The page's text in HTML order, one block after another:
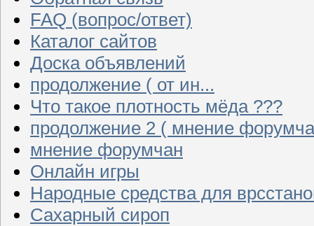
FAQ (вопрос/ответ)
Каталог сайтов
Доска объявлений
продолжение ( от ин...
Что такое плотность мёда ???
продолжение 2 ( мнение
мнение форумчан
Онлайн игры
Народные средства для
Сахарный сироп